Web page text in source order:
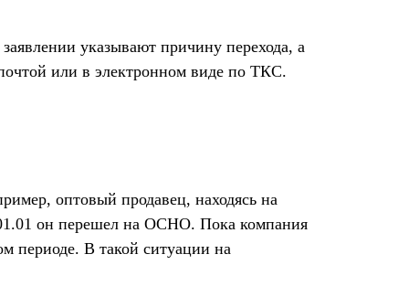
указывают причину перехода, а
или в электронном виде по ТКС.
оптовый продавец, находясь на
01.01 он перешел на ОСНО. Пока компания
периоде. В такой ситуации на